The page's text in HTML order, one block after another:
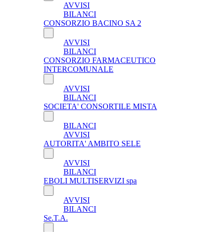
AVVISI
BILANCI
CONSORZIO BACINO SA 2
AVVISI
BILANCI
CONSORZIO FARMACEUTICO
INTERCOMUNALE
AVVISI
BILANCI
SOCIETA' CONSORTILE MISTA
BILANCI
AVVISI
AUTORITA' AMBITO SELE
AVVISI
BILANCI
EBOLI MULTISERVIZI spa
AVVISI
BILANCI
Se.T.A.